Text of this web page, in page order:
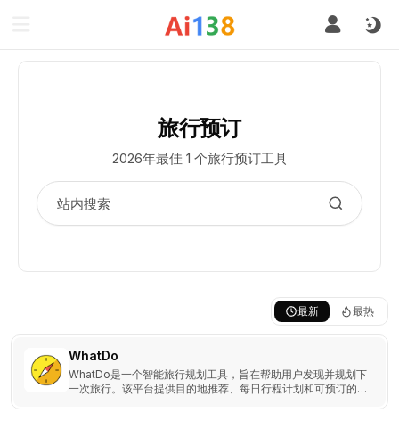
旅行预订
2026年最佳 1 个旅行预订工具
最新 最热
WhatDo
WhatDo是一个智能旅行规划工具，旨在帮助用户发现并规划下
一次旅行。该平台提供目的地推荐、每日行程计划和可预订的体